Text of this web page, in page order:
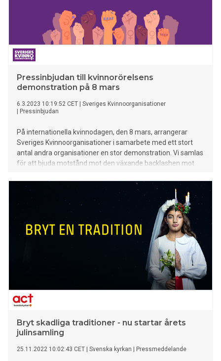
Pressinbjudan till kvinnorörelsens
demonstration på 8 mars
6.3.2023 10:19:52 CET
Sveriges Kvinnoorganisationer
Pressinbjudan
På internationella kvinnodagen, den 8 mars, arrangerar
Sveriges Kvinnoorganisationer i samarbete med ett stort
antal andra organisationer en stor demonstration. Vi samlas
för att bjuda motstånd mot den växande backlashen mot
världen.
Bryt skadliga traditioner - nu startar årets
julinsamling
25.11.2022 10:02:43 CET Svenska kyrkan Pressmeddelande